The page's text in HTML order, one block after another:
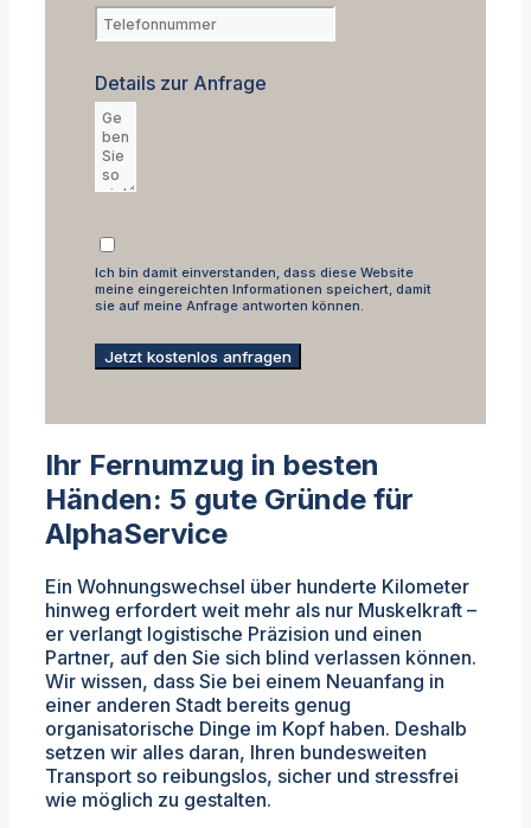
Details zur Anfrage
Ich bin damit einverstanden, dass diese Website
meine eingereichten Informationen speichert, damit
sie auf meine Anfrage antworten können.
Jetzt kostenlos anfragen
Ihr Fernumzug in besten
Händen: 5 gute Gründe für
AlphaService
Ein Wohnungswechsel über hunderte Kilometer
hinweg erfordert weit mehr als nur Muskelkraft –
er verlangt logistische Präzision und einen
Partner, auf den Sie sich blind verlassen können.
Wir wissen, dass Sie bei einem Neuanfang in
einer anderen Stadt bereits genug
organisatorische Dinge im Kopf haben. Deshalb
setzen wir alles daran, Ihren bundesweiten
Transport so reibungslos, sicher und stressfrei
wie möglich zu gestalten.